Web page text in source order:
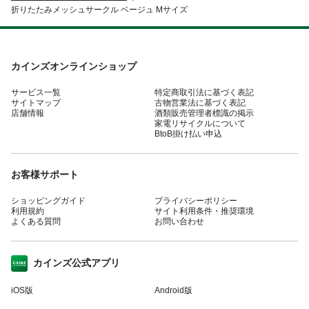
折りたたみメッシュサークル ベージュ Mサイズ
カインズオンラインショップ
サービス一覧
サイトマップ
店舗情報
特定商取引法に基づく表記
古物営業法に基づく表記
酒類販売管理者標識の掲示
家電リサイクルについて
BtoB掛け払い申込
お客様サポート
ショッピングガイド
利用規約
よくある質問
プライバシーポリシー
サイト利用条件・推奨環境
お問い合わせ
カインズ公式アプリ
iOS版 Android版